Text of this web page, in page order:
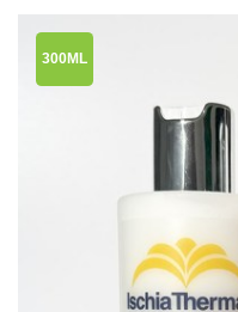
300ML